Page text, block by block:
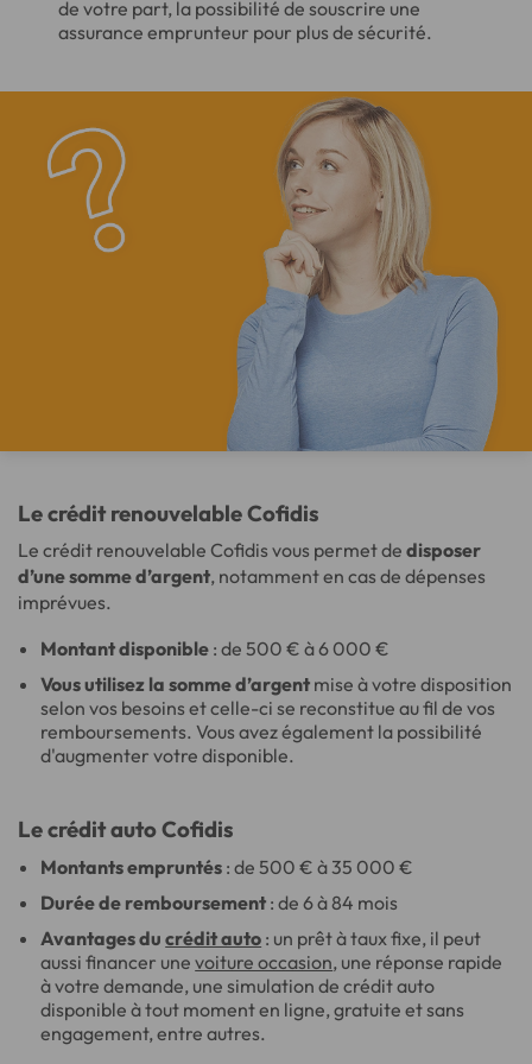
de votre part, la possibilité de souscrire une
assurance emprunteur pour plus de sécurité.
Le crédit renouvelable Cofidis
Le crédit renouvelable Cofidis vous permet de disposer
d’une somme d’argent, notamment en cas de dépenses
imprévues.
Montant disponible : de 500 € à 6 000 €
Vous utilisez la somme d’argent mise à votre disposition
selon vos besoins et celle-ci se reconstitue au fil de vos
remboursements. Vous avez également la possibilité
d'augmenter votre disponible.
Le crédit auto Cofidis
Montants empruntés : de 500 € à 35 000 €
Durée de remboursement : de 6 à 84 mois
Avantages ducrédit auto : un prêt à taux fixe, il peut
aussi financer unevoiture occasion, une réponse rapide
à votre demande, une simulation de crédit auto
disponible à tout moment en ligne, gratuite et sans
engagement, entre autres.